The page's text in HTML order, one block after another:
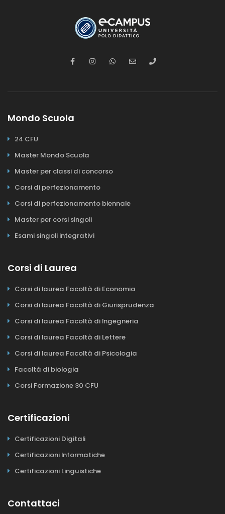
Mondo Scuola
24 CFU
Master Mondo Scuola
Master per classi di concorso
Corsi di perfezionamento
Corsi di perfezionamento biennale
Master per corsi singoli
Esami singoli integrativi
Corsi di Laurea
Corsi di laurea Facoltà di Economia
Corsi di laurea Facoltà di Giurisprudenza
Corsi di laurea Facoltà di Ingegneria
Corsi di laurea Facoltà di Lettere
Corsi di laurea Facoltà di Psicologia
Facoltà di biologia
Corsi Formazione 30 CFU
Certificazioni
Certificazioni Digitali
Certificazioni Informatiche
Certificazioni Linguistiche
Contattaci